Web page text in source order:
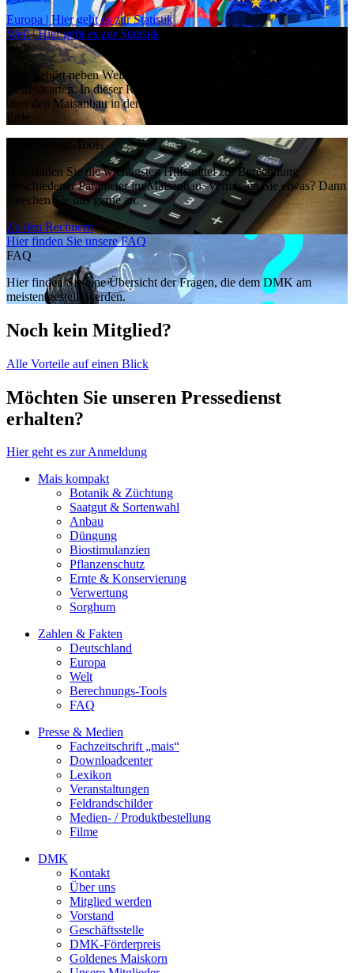
Europa | Hier geht es zur Statistik
Welt | Hier geht es zur Statistik
Welt
Mais gehört neben Weizen und Reis zu den wichtigsten
Getreidearten. In dieser Rubrik geben wir Ihnen einen Überblick
über den Maisanbau in den wichtigsten Ländern und Regionen der
Erde.
Berechnungs-Tools
Hier finden Sie die wichtigsten Hilfsmittel zur Berechnung
verschiedener Parameter im Maisanbau. Vermissen Sie etwas? Dann
sprechen Sie uns gerne an.
Zu den Rechnern
Hier finden Sie unsere FAQ
FAQ
Hier finden Sie eine Übersicht der Fragen, die dem DMK am
meisten gestellt werden.
Noch kein Mitglied?
Alle Vorteile auf einen Blick
Möchten Sie unseren Pressedienst
erhalten?
Hier geht es zur Anmeldung
Mais kompakt
Botanik & Züchtung
Saatgut & Sortenwahl
Anbau
Düngung
Biostimulanzien
Pflanzenschutz
Ernte & Konservierung
Verwertung
Sorghum
Zahlen & Fakten
Deutschland
Europa
Welt
Berechnungs-Tools
FAQ
Presse & Medien
Fachzeitschrift „mais“
Downloadcenter
Lexikon
Veranstaltungen
Feldrandschilder
Medien- / Produktbestellung
Filme
DMK
Kontakt
Über uns
Mitglied werden
Vorstand
Geschäftsstelle
DMK-Förderpreis
Goldenes Maiskorn